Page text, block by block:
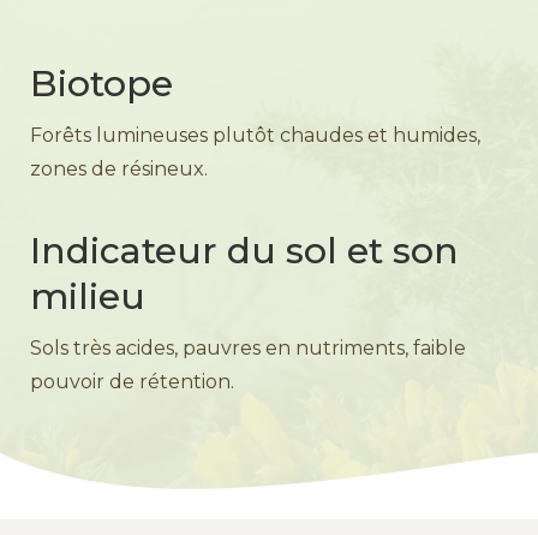
Biotope
Forêts lumineuses plutôt chaudes et humides,
zones de résineux.
Indicateur du sol et son
milieu
Sols très acides, pauvres en nutriments, faible
pouvoir de rétention.